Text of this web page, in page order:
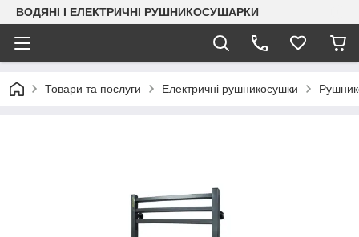
ВОДЯНІ І ЕЛЕКТРИЧНІ РУШНИКОСУШАРКИ
Товари та послуги Електричні рушникосушки